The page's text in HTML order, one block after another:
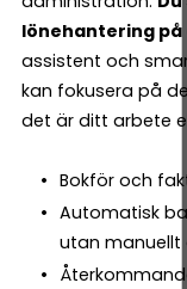
lönehantering
assistent och
kan fokusera på
det är ditt arbete
Bokför och
Automatisk
utan manuellt